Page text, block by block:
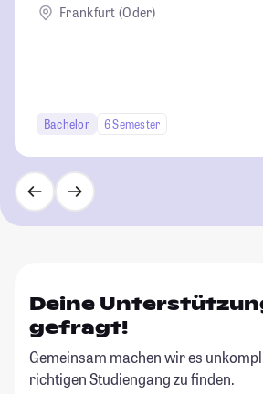
Frankfurt (Oder)
Bachelor 6 Semester
Deine
gefragt!
Gemeinsam machen wir es
richtigen Studiengang zu finden.